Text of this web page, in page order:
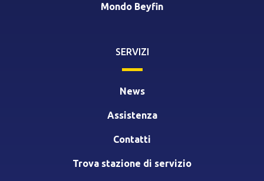
Mondo Beyfin
SERVIZI
News
Assistenza
Contatti
Trova stazione di servizio